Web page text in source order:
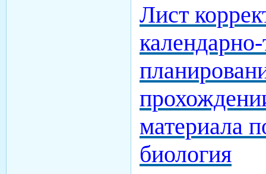
Лист
материала
биология